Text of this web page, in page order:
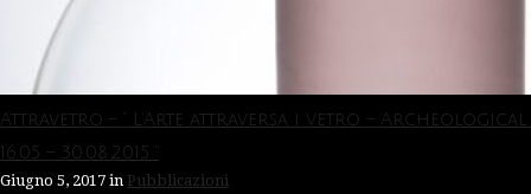
Attravetro – ” L’Arte attraversa i vetro –
16.05 – 30.08.2015 “
Giugno 5, 2017 in Pubblicazioni